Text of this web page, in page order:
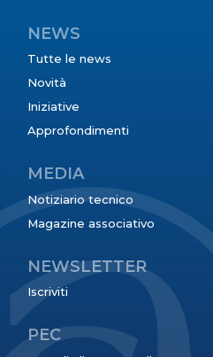
NEWS
Tutte le news
Novità
Iniziative
Approfondimenti
MEDIA
Notiziario tecnico
Magazine associativo
NEWSLETTER
Iscriviti
PEC